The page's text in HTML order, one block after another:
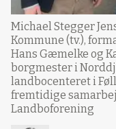
Michael Stegger
Kommune (tv.),
Hans Gæmelke og
borgmester i
landbocenteret i
fremtidige
Landboforening